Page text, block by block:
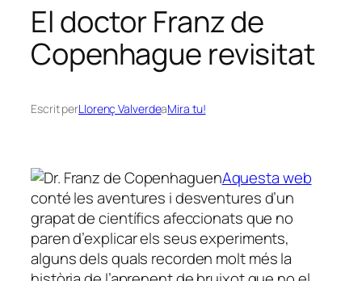
El doctor Franz de
Copenhague revisitat
Escrit perLlorenç ValverdeaMira tu!
Aquesta web
conté les aventures i desventures d’un
grapat de científics afeccionats que no
paren d’explicar els seus experiments,
alguns dels quals recorden molt més la